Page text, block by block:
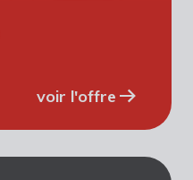
voir l'offre